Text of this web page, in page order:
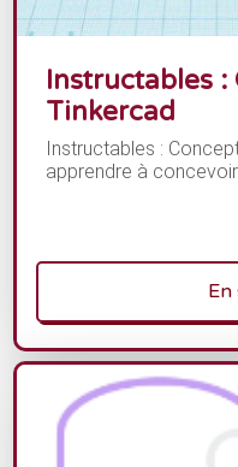
Instructables :
Tinkercad
Instructables :
apprendre à concevoir
En